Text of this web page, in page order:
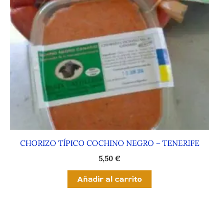
CHORIZO TÍPICO COCHINO NEGRO – TENERIFE
5,50 €
Añadir al carrito